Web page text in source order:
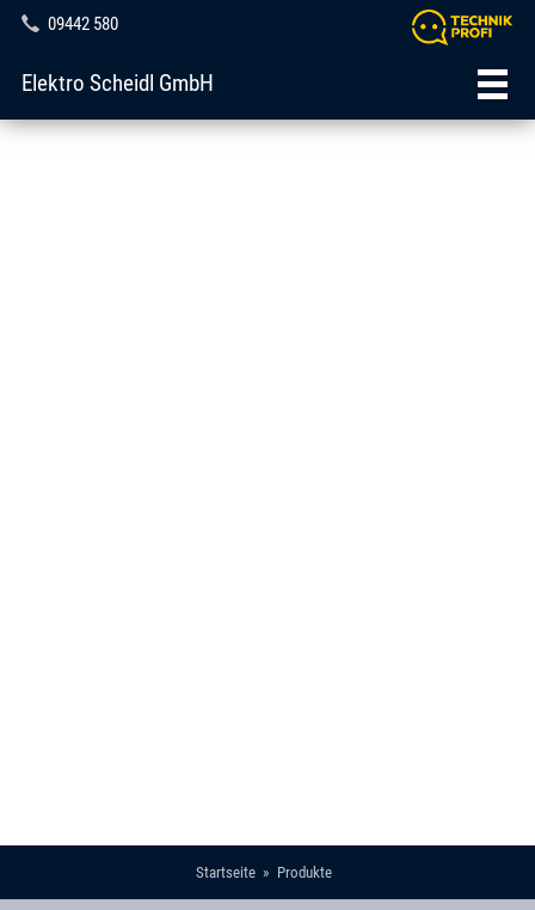
09442 580
Elektro Scheidl GmbH
Startseite Produkte